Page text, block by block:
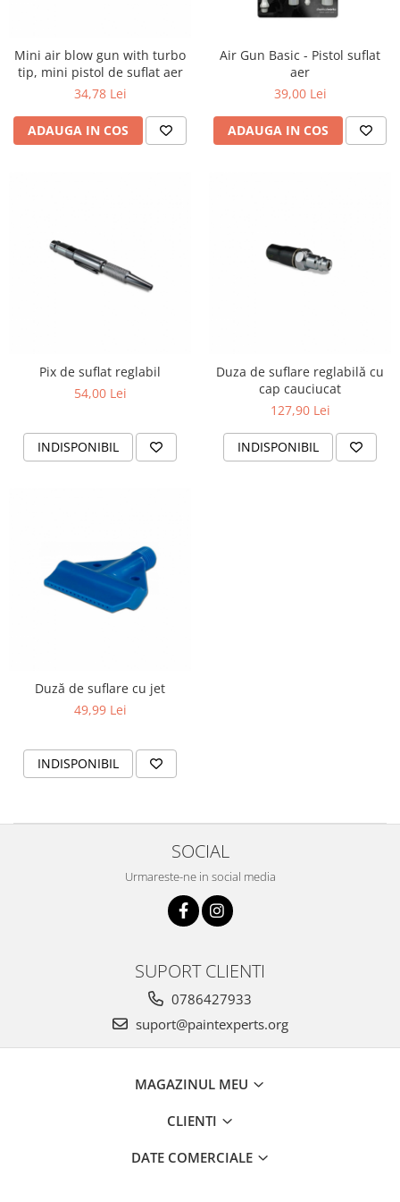
Protecție vopsea
Ceară
Ceramică
Plastic, Cauciuc exterior
Protectie piele
Protecție respiratorie
Vopsire
Pahare de amestec
Suflante
Nebulizatoare, Spumante
Spălare cu presiune
Piese de schimb, Consumabile
Mini air blow gun with turbo
tip, mini pistol de suflat aer
34,78 Lei
ADAUGA IN COS
Air Gun Basic - Pistol suflat
aer
39,00 Lei
ADAUGA IN COS
Pix de suflat reglabil
54,00 Lei
INDISPONIBIL
Duza de suflare reglabilă cu
cap cauciucat
127,90 Lei
INDISPONIBIL
Duză de suflare cu jet
49,99 Lei
INDISPONIBIL
SOCIAL
Urmareste-ne in social media
SUPORT CLIENTI
0786427933
suport@paintexperts.org
MAGAZINUL MEU
CLIENTI
DATE COMERCIALE